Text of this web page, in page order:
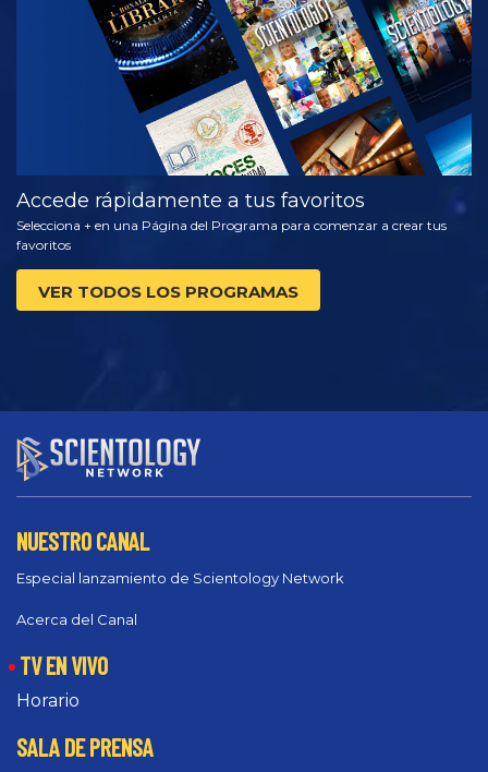
SERIES
Accede rápidamente a tus favoritos
Selecciona + en una Página del Programa para comenzar a crear tus
favoritos
VER TODOS LOS PROGRAMAS
NUESTRO CANAL
Especial lanzamiento de Scientology Network
Acerca del Canal
TV EN VIVO
Horario
SALA DE PRENSA